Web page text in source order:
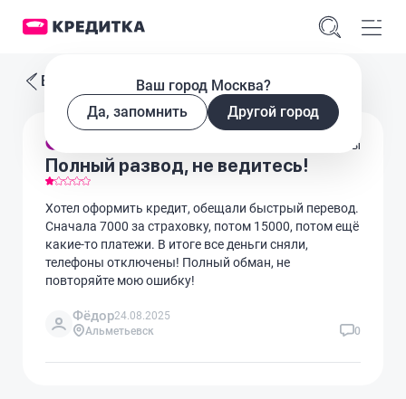
Ваш город Москва?
Да, запомнить
Другой город
Все отзывы
Полный развод, не ведитесь!
Кредиты
Хотел оформить кредит, обещали быстрый перевод.
Сначала 7000 за страховку, потом 15000, потом ещё
какие-то платежи. В итоге все деньги сняли,
телефоны отключены! Полный обман, не
повторяйте мою ошибку!
Фёдор24.08.2025
Альметьевск
0